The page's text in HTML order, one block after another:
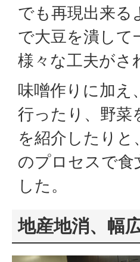
でも再現出来る
で大豆を潰して
様々な工夫がさ
味噌作りに加え
行ったり、野菜
を紹介したり
のプロセスで食
した。
地産地消、幅